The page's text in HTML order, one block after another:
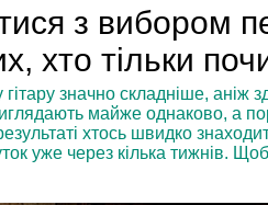
з вибором
хто тільки
значно складніше, аніж
майже однаково, а
хтось швидко
уже через кілька тижнів.